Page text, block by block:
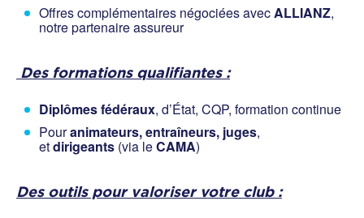
Offres complémentaires négociées avecALLIANZ,
notre partenaire assureur
Des formations qualifiantes :
Diplômes fédéraux, d’État, CQP, formation continue
Pouranimateurs, entraîneurs, juges,
etdirigeants (via leCAMA)
Des outils pour valoriser votre club :